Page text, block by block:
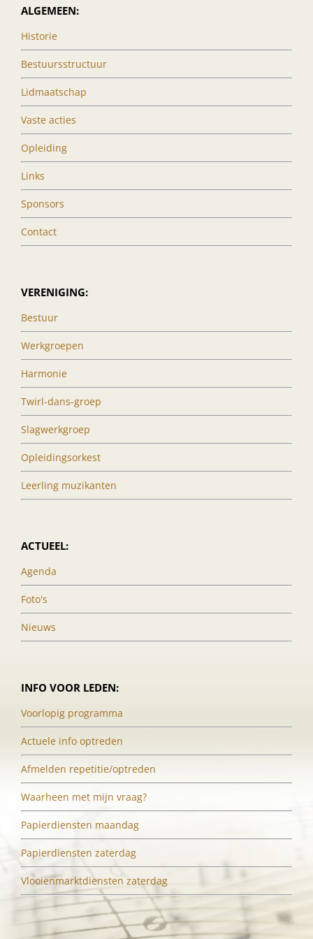
ALGEMEEN:
Historie
Bestuursstructuur
Lidmaatschap
Vaste acties
Opleiding
Links
Sponsors
Contact
VERENIGING:
Bestuur
Werkgroepen
Harmonie
Twirl-dans-groep
Slagwerkgroep
Opleidingsorkest
Leerling muzikanten
ACTUEEL:
Agenda
Foto's
Nieuws
INFO VOOR LEDEN:
Voorlopig programma
Actuele info optreden
Afmelden repetitie/optreden
Waarheen met mijn vraag?
Papierdiensten maandag
Papierdiensten zaterdag
Vlooienmarktdiensten zaterdag